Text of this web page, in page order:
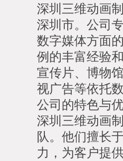
深圳三维动画
深圳市。公司
数字媒体方面
例的丰富经验
宣传片、博物
视广告等依托
公司的特色与
深圳三维动画
队。他们擅长
力，为客户提